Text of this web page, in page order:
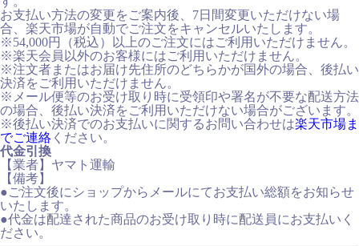
お支払い方法の変更をご案内後、7日間変更いただけない場
合、楽天市場が自動でご注文をキャンセルいたします。
※54,000円（税込）以上のご注文にはご利用いただけません。
※楽天会員以外のお客様にはご利用いただけません。
※注文者またはお届け先住所のどちらかが国外の場合、後払い
決済をご利用いただけません。
※メール便等のお受け取り時に受領印や署名が不要な配送方法
の場合、後払い決済をご利用いただけない場合がございます。
※後払い決済でのお支払いに関するお問い合わせは楽天市場ま
でご連絡 ください。
代金引換
【業者】ヤマト運輸
【備考】
●ご注文後にショップからメールにてお支払い総額をお知らせ
いたします。
●代金は配達された商品のお受け取り時に配送員にお支払いく
ださい。